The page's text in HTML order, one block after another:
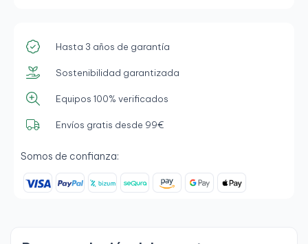
Hasta 3 años de garantía
Sostenibilidad garantizada
Equipos 100% verificados
Envíos gratis desde 99€
Somos de confianza: